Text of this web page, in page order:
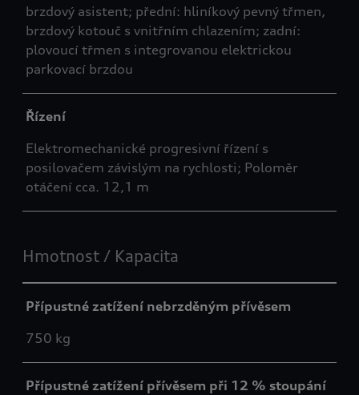
brzdový asistent; přední: hliníkový pevný třmen,
brzdový kotouč s vnitřním chlazením; zadní:
plovoucí třmen s integrovanou elektrickou
parkovací brzdou
Řízení
Elektromechanické progresivní řízení s
posilovačem závislým na rychlosti; Poloměr
otáčení cca. 12,1 m
Hmotnost / Kapacita
Přípustné zatížení nebrzděným přívěsem
750 kg
Přípustné zatížení přívěsem při 12 % stoupání